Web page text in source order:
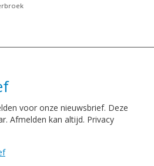
voor onze nieuwsbrief. Deze
Afmelden kan altijd. Privacy